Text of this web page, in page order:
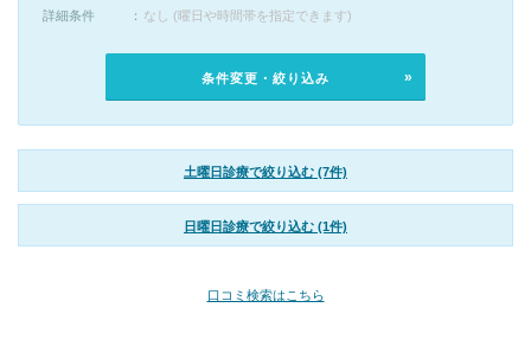
詳細条件
なし (曜日や時間帯を指定できます)
条件変更・絞り込み
土曜日診療で絞り込む (7件)
日曜日診療で絞り込む (1件)
口コミ検索はこちら